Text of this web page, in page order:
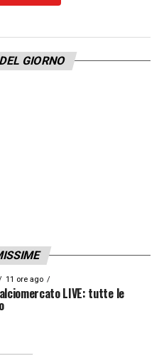
GIORNO
11 ore ago
LIVE: tutte le